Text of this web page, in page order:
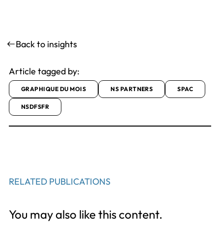
Back to insights
Article tagged by:
GRAPHIQUE DU MOIS NS PARTNERS SPAC
NSDFSFR
RELATED PUBLICATIONS
You may also like this content.